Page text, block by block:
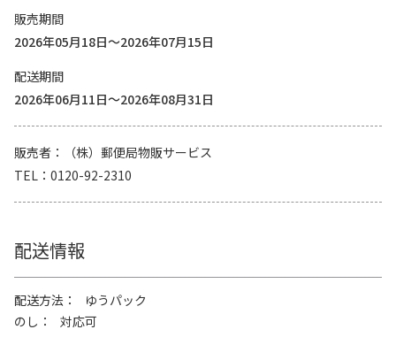
販売期間
2026年05月18日～2026年07月15日
配送期間
2026年06月11日～2026年08月31日
販売者
（株）郵便局物販サービス
TEL
0120-92-2310
配送情報
配送方法
ゆうパック
のし
対応可